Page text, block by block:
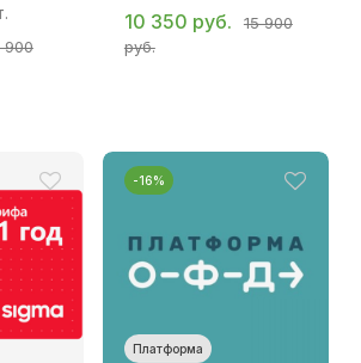
900
10 350 руб.
15 900
руб.
-16%
Платформа